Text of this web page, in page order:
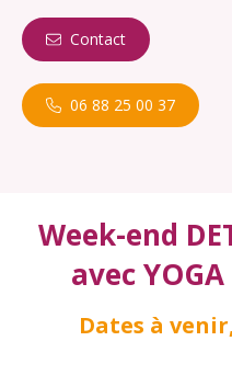
Contact
06 88 25 00 37
Week-end
avec
Dates à